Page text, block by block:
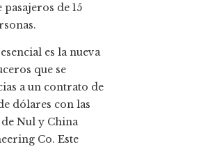
de 15
es la nueva
que se
a un contrato de
dólares con las
Nul y China
Co. Este